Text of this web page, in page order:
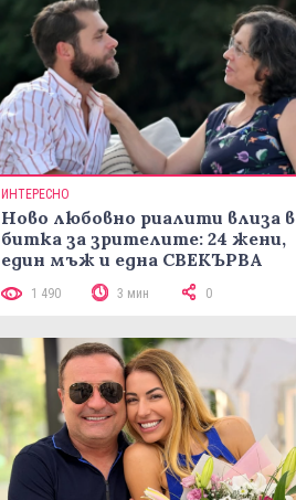
ИНТЕРЕСНО
Ново любовно риалити влиза в
битка за зрителите: 24 жени,
един мъж и една СВЕКЪРВА
1 490 3 мин 0